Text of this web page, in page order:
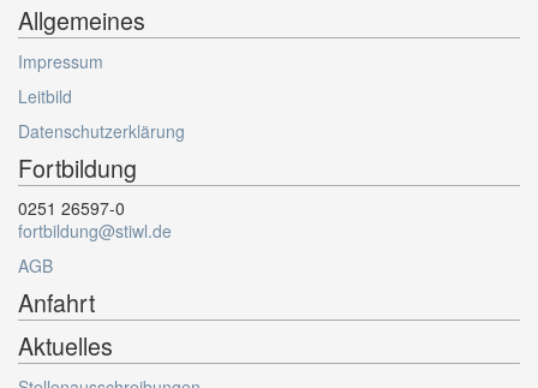
Allgemeines
Impressum
Leitbild
Datenschutzerklärung
Fortbildung
0251 26597-0
fortbildung@stiwl.de
AGB
Anfahrt
Aktuelles